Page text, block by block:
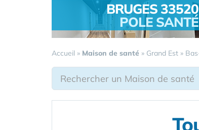
BRUGES 33520
POLE SANTÉ
Accueil » Maison de santé » Grand Est »